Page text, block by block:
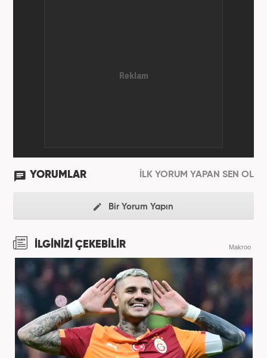
Öner, şu anda Haber7.com'da Yayın Koordinatörü
YORUMLAR İLK YORUM YAPAN SEN OL
Bir Yorum Yapın
İLGİNİZİ ÇEKEBİLİR Makroo